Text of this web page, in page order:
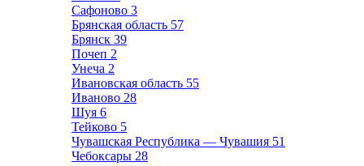
Сафоново 3
Брянская область 57
Брянск 39
Почеп 2
Унеча 2
Ивановская область 55
Иваново 28
Шуя 6
Тейково 5
Чувашская Республика — Чувашия 51
Чебоксары 28